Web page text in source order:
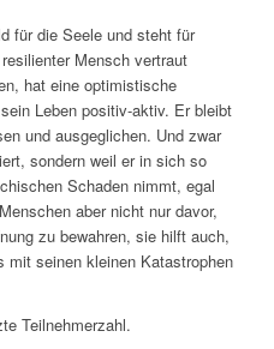
für die Seele und steht für
Mensch vertraut
hat eine optimistische
Leben positiv-aktiv. Er bleibt
und ausgeglichen. Und zwar
sondern weil er in sich so
Schaden nimmt, egal
aber nicht nur davor,
zu bewahren, sie hilft auch,
seinen kleinen Katastrophen
Teilnehmerzahl.